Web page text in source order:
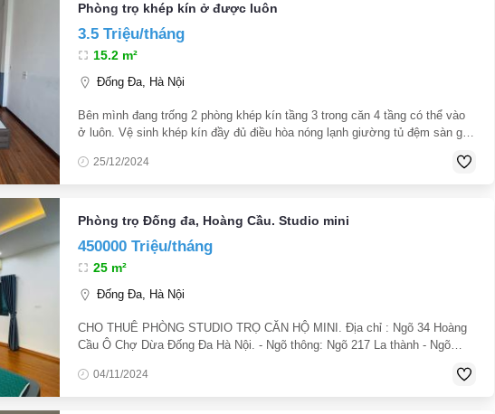
Phòng trọ khép kín ở được luôn
3.5 Triệu/tháng
15.2 m²
Đống Đa, Hà Nội
Bên mình đang trống 2 phòng khép kín tầng 3 trong căn 4 tầng có thể vào
ở luôn. Vệ sinh khép kín đầy đủ điều hòa nóng lạnh giường tủ đệm sàn gỗ
25/12/2024
Phòng trọ Đống đa, Hoàng Cầu. Studio mini
450000 Triệu/tháng
25 m²
Đống Đa, Hà Nội
CHO THUÊ PHÒNG STUDIO TRỌ CĂN HỘ MINI. Địa chỉ : Ngõ 34 Hoàng
Cầu Ô Chợ Dừa Đống Đa Hà Nội. - Ngõ thông: Ngõ 217 La thành - Ngõ
4.800.000
04/11/2024